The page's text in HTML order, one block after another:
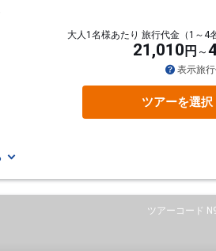
大人1名様あたり 旅行代金（1～4
21,010 円
表示旅
ツアーを選択
ツアーコード